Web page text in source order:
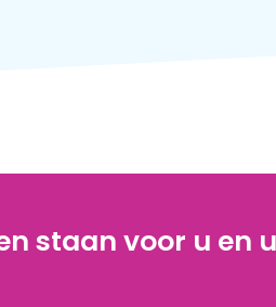
staan voor u en